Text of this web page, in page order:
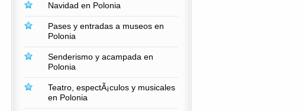
Navidad en Polonia
Pases y entradas a museos en
Polonia
Senderismo y acampada en
Polonia
Teatro, espectÃ¡culos y musicales
en Polonia